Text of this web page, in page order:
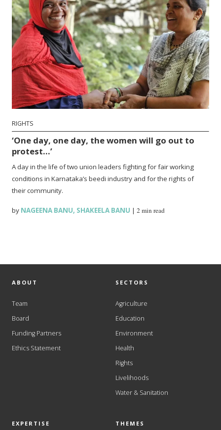
RIGHTS
‘One day, one day, the women will go out to
protest…’
A day in the life of two union leaders fighting for fair working
conditions in Karnataka’s beedi industry and for the rights of
their community.
by NAGEENA BANU, SHAKEELA BANU |2 min read
ABOUT
Team
Board
Funding Partners
Ethics Statement
SECTORS
Agriculture
Education
Environment
Health
Rights
Livelihoods
Water & Sanitation
EXPERTISE THEMES